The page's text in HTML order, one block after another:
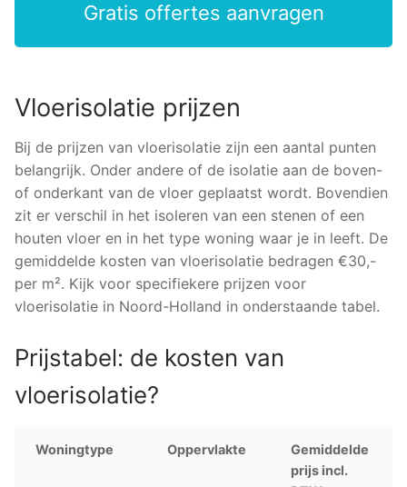
Gratis offertes aanvragen
Vloerisolatie prijzen
Bij de prijzen van vloerisolatie zijn een aantal punten
belangrijk. Onder andere of de isolatie aan de boven-
of onderkant van de vloer geplaatst wordt. Bovendien
zit er verschil in het isoleren van een stenen of een
houten vloer en in het type woning waar je in leeft. De
gemiddelde kosten van vloerisolatie bedragen €30,-
per m². Kijk voor specifiekere prijzen voor
vloerisolatie in Noord-Holland in onderstaande tabel.
Prijstabel: de kosten van
vloerisolatie?
Woningtype Oppervlakte
Gemiddelde
prijs incl.